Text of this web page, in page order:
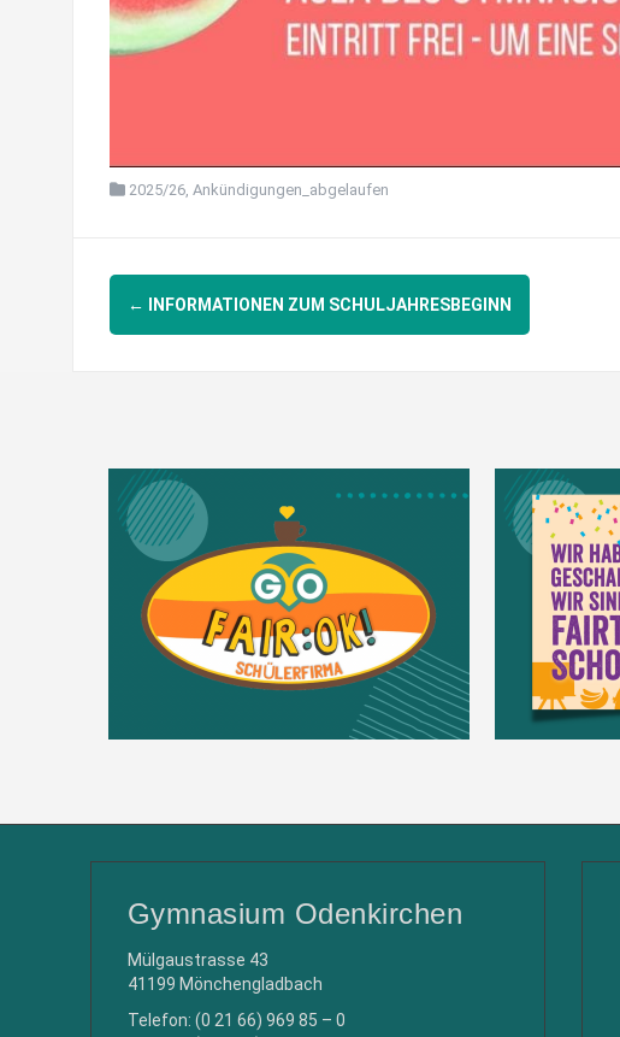
2025/26, Ankündigungen_abgelaufen
Post
navigation
← INFORMATIONEN ZUM SCHULJAHRESBEGINN
Gymnasium Odenkirchen
Mülgaustrasse 43
41199 Mönchengladbach
Telefon: (0 21 66) 969 85 – 0